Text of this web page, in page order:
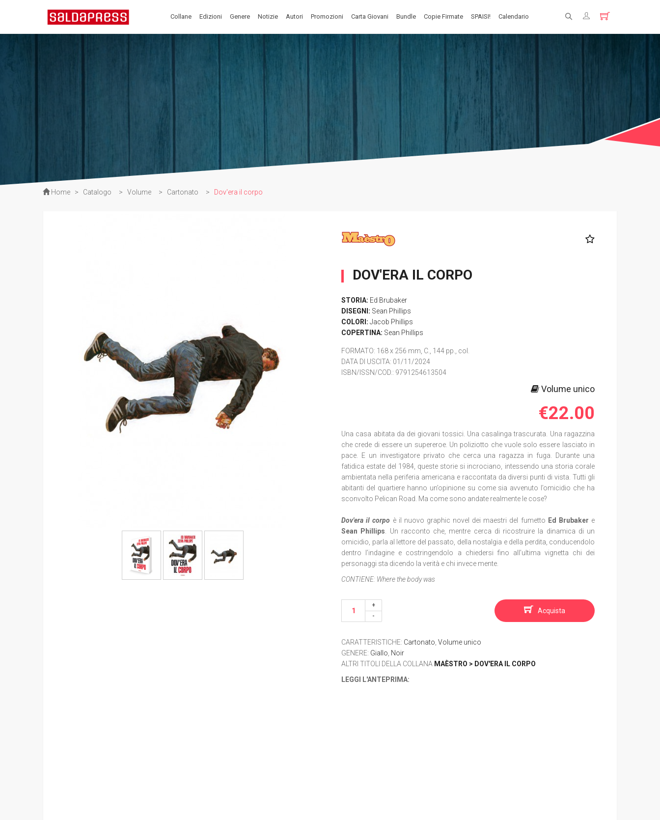
Collane Edizioni Genere Notizie Autori Promozioni Carta Giovani Bundle Copie Firmate SPAISI! Calendario
Home > Catalogo > Volume > Cartonato > Dov'era il corpo
DOV'ERA IL CORPO
STORIA: Ed Brubaker
DISEGNI: Sean Phillips
COLORI: Jacob Phillips
COPERTINA: Sean Phillips
FORMATO: 168 x 256 mm, C., 144 pp., col.
DATA DI USCITA: 01/11/2024
ISBN/ISSN/COD.: 9791254613504
Volume unico
€22.00
Una casa abitata da dei giovani tossici. Una casalinga trascurata. Una ragazzina
che crede di essere un supereroe. Un poliziotto che vuole solo essere lasciato in
pace. E un investigatore privato che cerca una ragazza in fuga. Durante una
fatidica estate del 1984, queste storie si incrociano, intessendo una storia corale
ambientata nella periferia americana e raccontata da diversi punti di vista. Tutti gli
abitanti del quartiere hanno un’opinione su come sia avvenuto l’omicidio che ha
sconvolto Pelican Road. Ma come sono andate realmente le cose?
Dov'era il corpo è il nuovo graphic novel dei maestri del fumetto Ed Brubaker e
Sean Phillips . Un racconto che, mentre cerca di ricostruire la dinamica di un
omicidio, parla al lettore del passato, della nostalgia e della perdita, conducendolo
dentro l’indagine e costringendolo a chiedersi fino all’ultima vignetta chi dei
personaggi sta dicendo la verità e chi invece mente.
CONTIENE: Where the body was
Acquista
CARATTERISTICHE: Cartonato ,Volume unico
GENERE: Giallo Noir
ALTRI TITOLI DELLA COLLANA MAÈSTRO > DOV'ERA IL CORPO
LEGGI L'ANTEPRIMA: